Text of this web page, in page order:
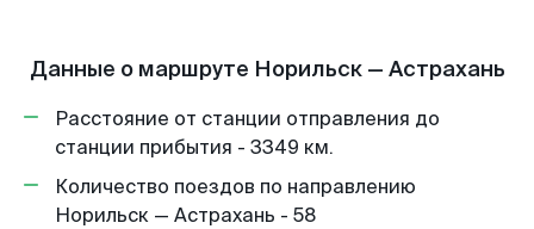
Данные о маршруте Норильск — Астрахань
Расстояние от станции отправления до
станции прибытия - 3349 км.
Количество поездов по направлению
Норильск — Астрахань - 58